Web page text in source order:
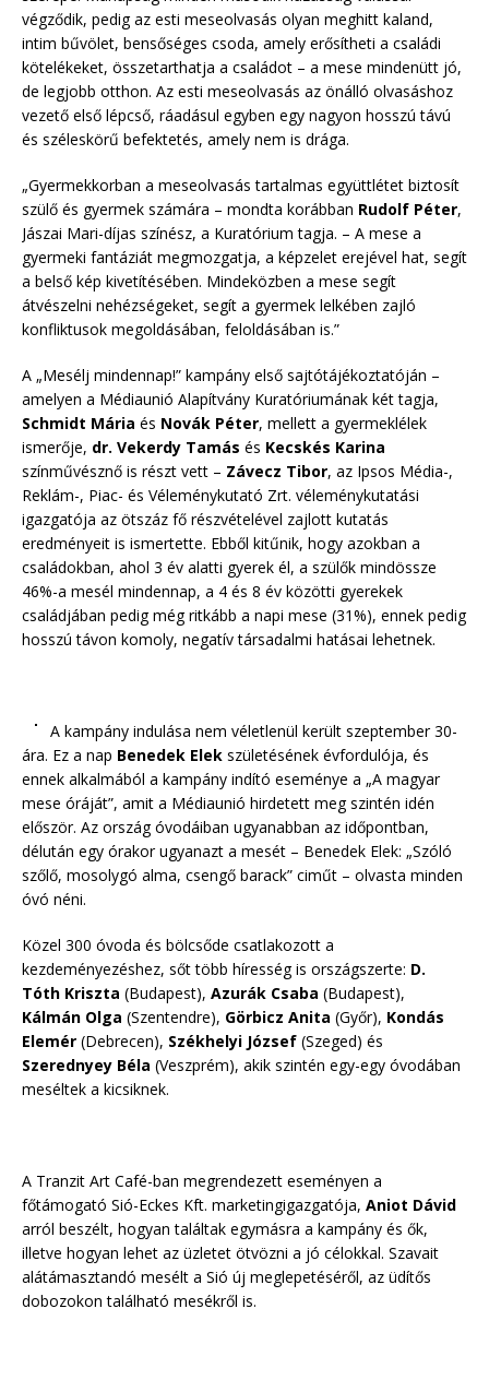
végződik, pedig az esti meseolvasás olyan meghitt kaland,
intim bűvölet, bensőséges csoda, amely erősítheti a családi
kötelékeket, összetarthatja a családot – a mese mindenütt jó,
de legjobb otthon. Az esti meseolvasás az önálló olvasáshoz
vezető első lépcső, ráadásul egyben egy nagyon hosszú távú
és széleskörű befektetés, amely nem is drága.
„Gyermekkorban a meseolvasás tartalmas együttlétet biztosít
szülő és gyermek számára – mondta korábban Rudolf Péter,
Jászai Mari-díjas színész, a Kuratórium tagja. – A mese a
gyermeki fantáziát megmozgatja, a képzelet erejével hat, segít
a belső kép kivetítésében. Mindeközben a mese segít
átvészelni nehézségeket, segít a gyermek lelkében zajló
konfliktusok megoldásában, feloldásában is.”
A „Mesélj mindennap!” kampány első sajtótájékoztatóján –
amelyen a Médiaunió Alapítvány Kuratóriumának két tagja,
Schmidt Mária és Novák Péter, mellett a gyermeklélek
ismerője, dr. Vekerdy Tamás és Kecskés Karina
színművésznő is részt vett – Závecz Tibor, az Ipsos Média-,
Reklám-, Piac- és Véleménykutató Zrt. véleménykutatási
igazgatója az ötszáz fő részvételével zajlott kutatás
eredményeit is ismertette. Ebből kitűnik, hogy azokban a
családokban, ahol 3 év alatti gyerek él, a szülők mindössze
46%-a mesél mindennap, a 4 és 8 év közötti gyerekek
családjában pedig még ritkább a napi mese (31%), ennek pedig
hosszú távon komoly, negatív társadalmi hatásai lehetnek.
A kampány indulása nem véletlenül került szeptember 30-
ára. Ez a nap Benedek Elek születésének évfordulója, és
ennek alkalmából a kampány indító eseménye a „A magyar
mese óráját”, amit a Médiaunió hirdetett meg szintén idén
először. Az ország óvodáiban ugyanabban az időpontban,
délután egy órakor ugyanazt a mesét – Benedek Elek: „Szóló
szőlő, mosolygó alma, csengő barack” ciműt – olvasta minden
óvó néni.
Közel 300 óvoda és bölcsőde csatlakozott a
kezdeményezéshez, sőt több híresség is országszerte: D.
Tóth Kriszta (Budapest), Azurák Csaba (Budapest),
Kálmán Olga (Szentendre), Görbicz Anita (Győr), Kondás
Elemér (Debrecen), Székhelyi József (Szeged) és
Szerednyey Béla (Veszprém), akik szintén egy-egy óvodában
meséltek a kicsiknek.
A Tranzit Art Café-ban megrendezett eseményen a
főtámogató Sió-Eckes Kft. marketingigazgatója, Aniot Dávid
arról beszélt, hogyan találtak egymásra a kampány és ők,
illetve hogyan lehet az üzletet ötvözni a jó célokkal. Szavait
alátámasztandó mesélt a Sió új meglepetéséről, az üdítős
dobozokon található mesékről is.